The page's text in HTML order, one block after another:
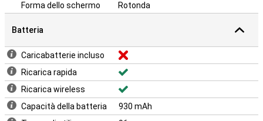
Forma dello schermo
Rotonda
Batteria
Caricabatterie incluso
Ricarica rapida
Ricarica wireless
Capacità della batteria
930 mAh